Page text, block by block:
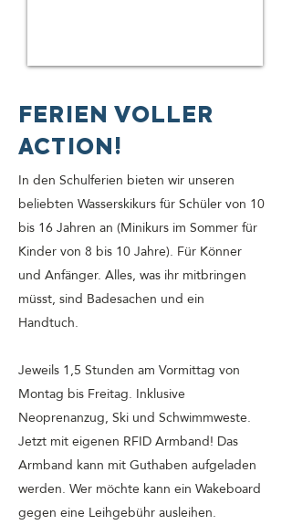
FERIEN VOLLER
ACTION!
In den Schulferien bieten wir unseren
beliebten Wasserskikurs für Schüler von 10
bis 16 Jahren an (Minikurs im Sommer für
Kinder von 8 bis 10 Jahre). Für Könner
und Anfänger. Alles, was ihr mitbringen
müsst, sind Badesachen und ein
Handtuch.
Jeweils 1,5 Stunden am Vormittag von
Montag bis Freitag. Inklusive
Neoprenanzug, Ski undSchwimmweste.
Jetzt mit eigenen RFID Armband! Das
Armband kann mit Guthaben aufgeladen
werden. Wer möchte kann ein Wakeboard
gegen eine Leihgebühr ausleihen.